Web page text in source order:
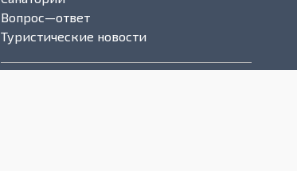
Вопрос—ответ
Туристические новости